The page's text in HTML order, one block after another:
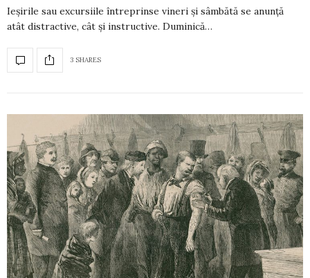
Ieșirile sau excursiile întreprinse vineri și sâm­bă­tă se anunță
atât distractive, cât și ins­truc­tive. Duminică…
3 SHARES